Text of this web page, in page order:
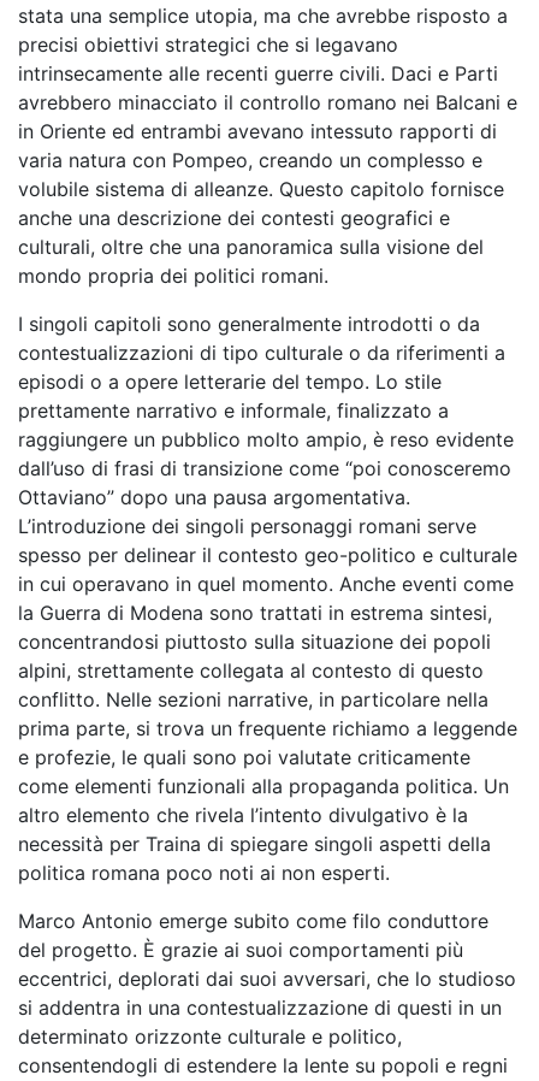
stata una semplice utopia, ma che avrebbe risposto a
precisi obiettivi strategici che si legavano
intrinsecamente alle recenti guerre civili. Daci e Parti
avrebbero minacciato il controllo romano nei Balcani e
in Oriente ed entrambi avevano intessuto rapporti di
varia natura con Pompeo, creando un complesso e
volubile sistema di alleanze. Questo capitolo fornisce
anche una descrizione dei contesti geografici e
culturali, oltre che una panoramica sulla visione del
mondo propria dei politici romani.
I singoli capitoli sono generalmente introdotti o da
contestualizzazioni di tipo culturale o da riferimenti a
episodi o a opere letterarie del tempo. Lo stile
prettamente narrativo e informale, finalizzato a
raggiungere un pubblico molto ampio, è reso evidente
dall’uso di frasi di transizione come “poi conosceremo
Ottaviano” dopo una pausa argomentativa.
L’introduzione dei singoli personaggi romani serve
spesso per delinear il contesto geo-politico e culturale
in cui operavano in quel momento. Anche eventi come
la Guerra di Modena sono trattati in estrema sintesi,
concentrandosi piuttosto sulla situazione dei popoli
alpini, strettamente collegata al contesto di questo
conflitto. Nelle sezioni narrative, in particolare nella
prima parte, si trova un frequente richiamo a leggende
e profezie, le quali sono poi valutate criticamente
come elementi funzionali alla propaganda politica. Un
altro elemento che rivela l’intento divulgativo è la
necessità per Traina di spiegare singoli aspetti della
politica romana poco noti ai non esperti.
Marco Antonio emerge subito come filo conduttore
del progetto. È grazie ai suoi comportamenti più
eccentrici, deplorati dai suoi avversari, che lo studioso
si addentra in una contestualizzazione di questi in un
determinato orizzonte culturale e politico,
consentendogli di estendere la lente su popoli e regni